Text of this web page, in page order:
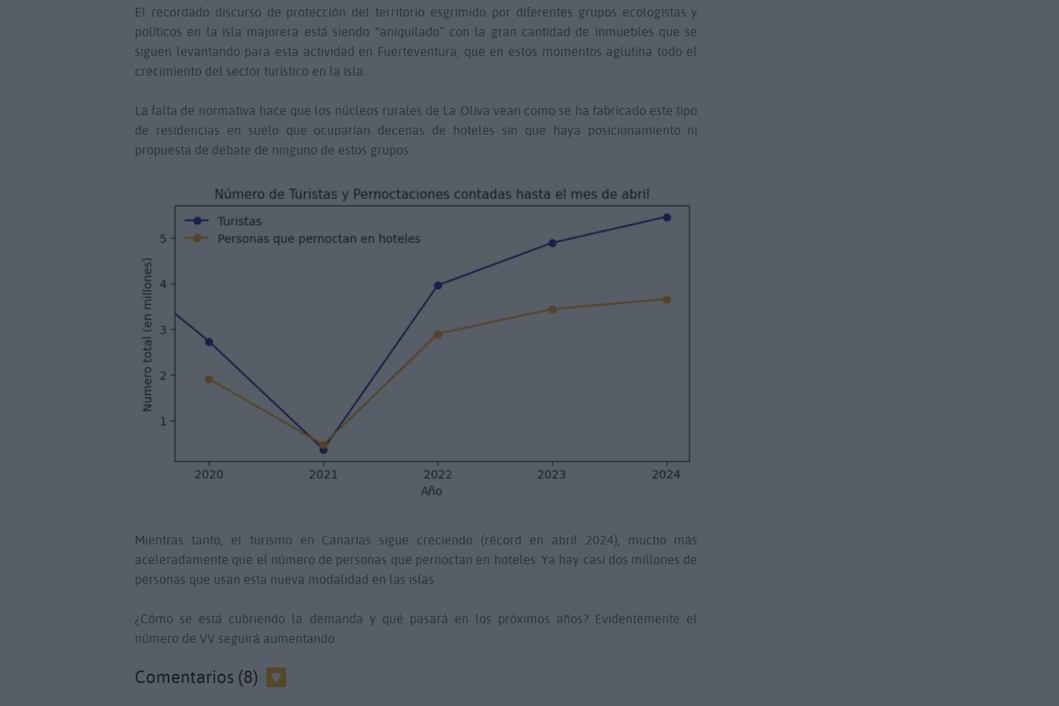
El recordado discurso de protección del territorio esgrimido por diferentes grupos ecologistas y
políticos en la isla majorera está siendo “aniquilado” con la gran cantidad de inmuebles que se
siguen levantando para esta actividad en Fuerteventura, que en estos momentos aglutina todo el
crecimiento del sector turístico en la isla.
La falta de normativa hace que los núcleos rurales de La Oliva vean como se ha fabricado este tipo
de residencias en suelo que ocuparían decenas de hoteles sin que haya posicionamiento ni
propuesta de debate de ninguno de estos grupos.
Mientras tanto, el turismo en Canarias sigue creciendo (récord en abril 2024), mucho más
aceleradamente que el número de personas que pernoctan en hoteles. Ya hay casi dos millones de
personas que usan esta nueva modalidad en las islas
¿Cómo se está cubriendo la demanda y qué pasará en los próximos años? Evidentemente el
número de VV seguirá aumentando.
Comentarios (8)